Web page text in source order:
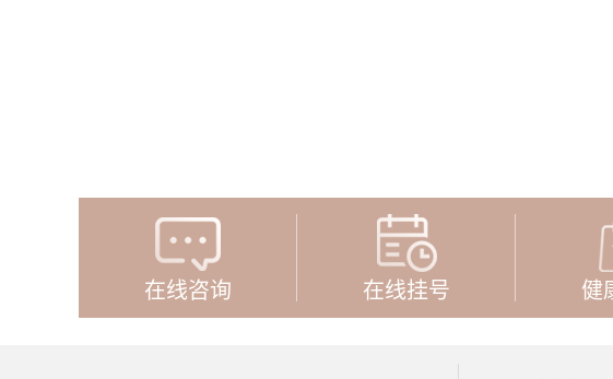
在线咨询 在线挂号 健